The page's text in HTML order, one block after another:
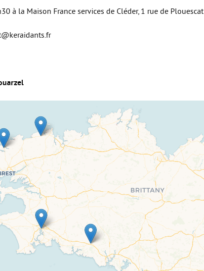
à la Maison France services de Cléder, 1 rue de Plouescat